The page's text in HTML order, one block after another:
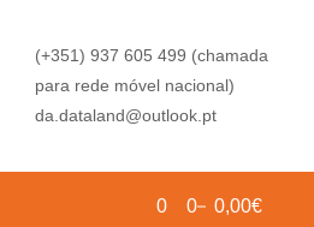
(+351) 937 605 499 (chamada
para rede móvel nacional)
da.dataland@outlook.pt
0 0 0,00€